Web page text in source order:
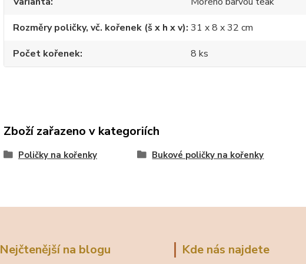
Rozměry poličky, vč. kořenek (š x h x v) 31 x 8 x 32 cm
Počet kořenek
8 ks
Zboží zařazeno v kategoriích
Poličky na kořenky Bukové poličky na kořenky
Nejčtenější na blogu Kde nás najdete